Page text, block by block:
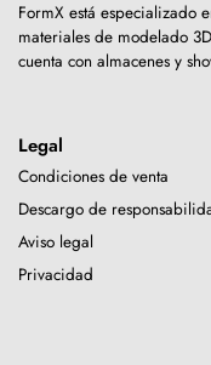
FormX está especializado
materiales de modelado
cuenta con almacenes y
Legal
Condiciones de venta
Descargo de
Aviso legal
Privacidad